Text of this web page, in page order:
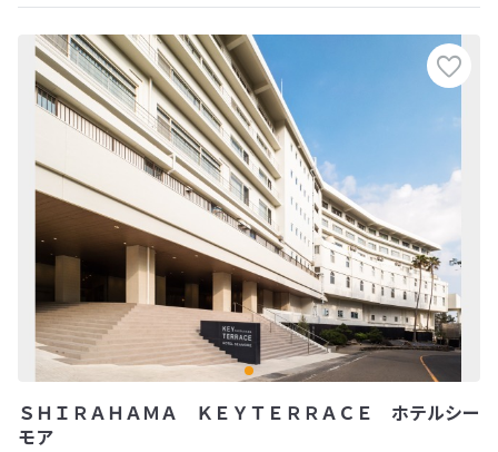
ＳＨＩＲＡＨＡＭＡ ＫＥＹＴＥＲＲＡＣＥ ホテルシー
モア